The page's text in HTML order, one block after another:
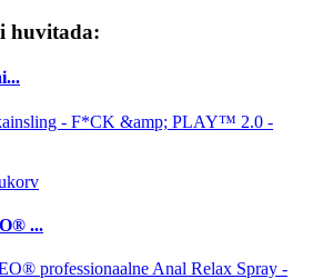
huvitada:
...